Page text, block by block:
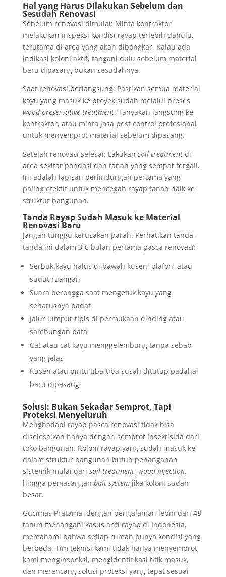
Hal yang Harus Dilakukan Sebelum dan
Sesudah Renovasi
Sebelum renovasi dimulai: Minta kontraktor
melakukan inspeksi kondisi rayap terlebih dahulu,
terutama di area yang akan dibongkar. Kalau ada
indikasi koloni aktif, tangani dulu sebelum material
baru dipasang bukan sesudahnya.
Saat renovasi berlangsung: Pastikan semua material
kayu yang masuk ke proyek sudah melalui proses
wood preservative treatment. Tanyakan langsung ke
kontraktor, atau minta jasa pest control profesional
untuk menyemprot material sebelum dipasang.
Setelah renovasi selesai: Lakukan soil treatmentdi
area sekitar pondasi dan tanah yang sempat tergali.
Ini adalah lapisan perlindungan pertama yang
paling efektif untuk mencegah rayap tanah naik ke
struktur bangunan.
Tanda Rayap Sudah Masuk ke Material
Renovasi Baru
Jangan tunggu kerusakan parah. Perhatikan tanda-
tanda ini dalam 3-6 bulan pertama pasca renovasi:
Serbuk kayu halus di bawah kusen, plafon, atau
sudut ruangan
Suara berongga saat mengetuk kayu yang
seharusnya padat
Jalur lumpur tipis di permukaan dinding atau
sambungan bata
Cat atau cat kayu menggelembung tanpa sebab
yang jelas
Kusen atau pintu tiba-tiba susah ditutup padahal
baru dipasang
Solusi: Bukan Sekadar Semprot, Tapi
Proteksi Menyeluruh
Menghadapi rayap pasca renovasi tidak bisa
diselesaikan hanya dengan semprot insektisida dari
toko bangunan. Koloni rayap yang sudah masuk ke
dalam struktur bangunan butuh penanganan
sistemik mulai dari soil treatment, wood injection,
hingga pemasangan bait systemjika koloni sudah
besar.
Gucimas Pratama, dengan pengalaman lebih dari 48
tahun menangani kasus anti rayap di Indonesia,
memahami bahwa setiap rumah punya kondisi yang
berbeda. Tim teknisi kami tidak hanya menyemprot
kami menginspeksi, mengidentifikasi titik masuk,
dan merancang solusi proteksi yang tepat sesuai